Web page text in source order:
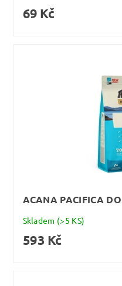
69 Kč
ACANA PACIFICA
Skladem (>5 KS)
593 Kč